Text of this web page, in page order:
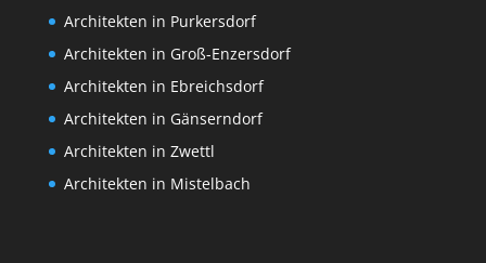
Architekten in Purkersdorf
Architekten in Groß-Enzersdorf
Architekten in Ebreichsdorf
Architekten in Gänserndorf
Architekten in Zwettl
Architekten in Mistelbach